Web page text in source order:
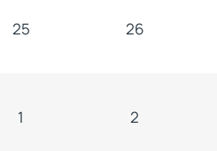
25 26
1 2